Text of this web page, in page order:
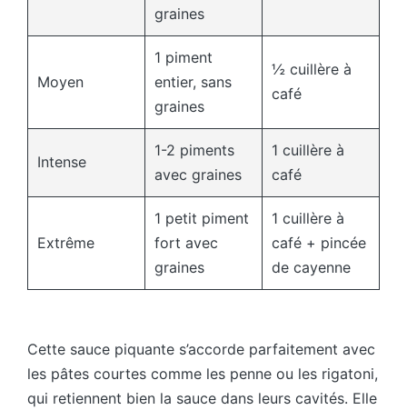
graines
Moyen
1 piment
entier, sans
graines
½ cuillère à
café
Intense
1-2 piments
avec graines
1 cuillère à
café
Extrême
1 petit piment
fort avec
graines
1 cuillère à
café + pincée
de cayenne
Cette sauce piquante s’accorde parfaitement avec
les pâtes courtes comme les penne ou les rigatoni,
qui retiennent bien la sauce dans leurs cavités. Elle